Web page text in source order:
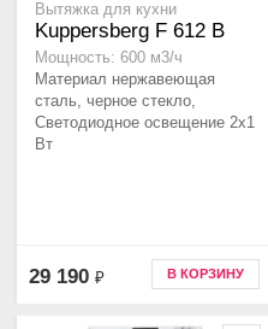
Вытяжка для кухни
Kuppersberg F 612 B
Мощность: 600 м3/ч
Материал нержавеющая
сталь, черное стекло,
Светодиодное освещение 2x1
Вт
29 190 ₽ В КОРЗИНУ